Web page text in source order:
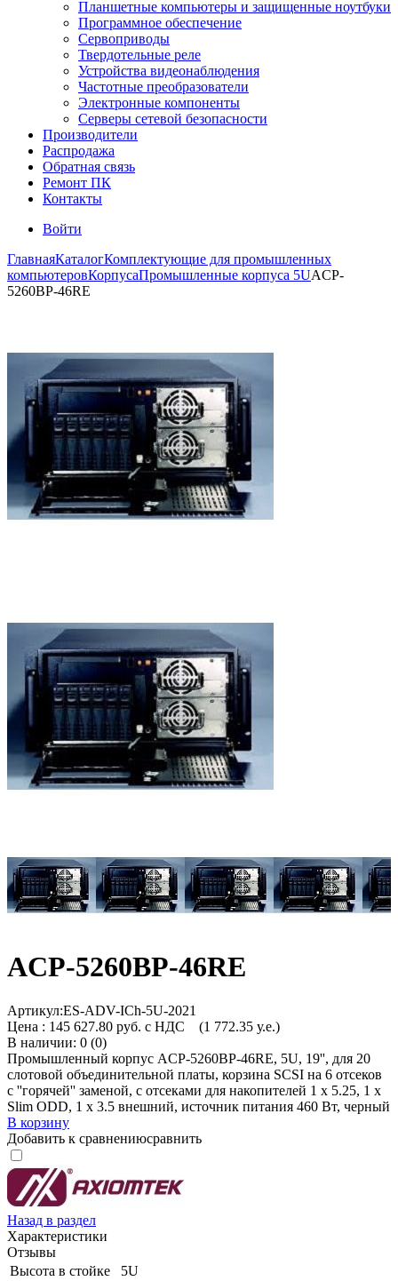
Планшетные компьютеры и защищенные ноутбуки
Программное обеспечение
Сервоприводы
Твердотельные реле
Устройства видеонаблюдения
Частотные преобразователи
Электронные компоненты
Серверы сетевой безопасности
Производители
Распродажа
Обратная связь
Ремонт ПК
Контакты
Войти
ГлавнаяКаталогКомплектующие для промышленных
компьютеровКорпусаПромышленные корпуса 5UACP-
5260BP-46RE
ACP-5260BP-46RE
Артикул:ES-ADV-ICh-5U-2021
Цена : 145 627.80 руб. с НДС (1 772.35 у.е.)
В наличии: 0 (0)
Промышленный корпус ACP-5260BP-46RE, 5U, 19'', для 20
слотовой объединительной платы, корзина SCSI на 6 отсеков
с ''горячей'' заменой, с отсеками для накопителей 1 x 5.25, 1 x
Slim ODD, 1 x 3.5 внешний, источник питания 460 Вт, черный
В корзину
Добавить к сравнениюсравнить
Назад в раздел
Характеристики
Отзывы
Высота в стойке
5U